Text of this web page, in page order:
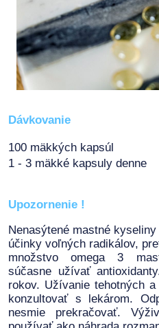
Dávkovanie
100 mäkkých kapsúl
1 - 3 mäkké kapsuly denne
Upozornenie !
Nenasýtené mastné
účinky voľných radikálov,
množstvo omega 3
súčasne užívať
rokov. Užívanie tehotných
konzultovať s lekárom.
nesmie prekračovať.